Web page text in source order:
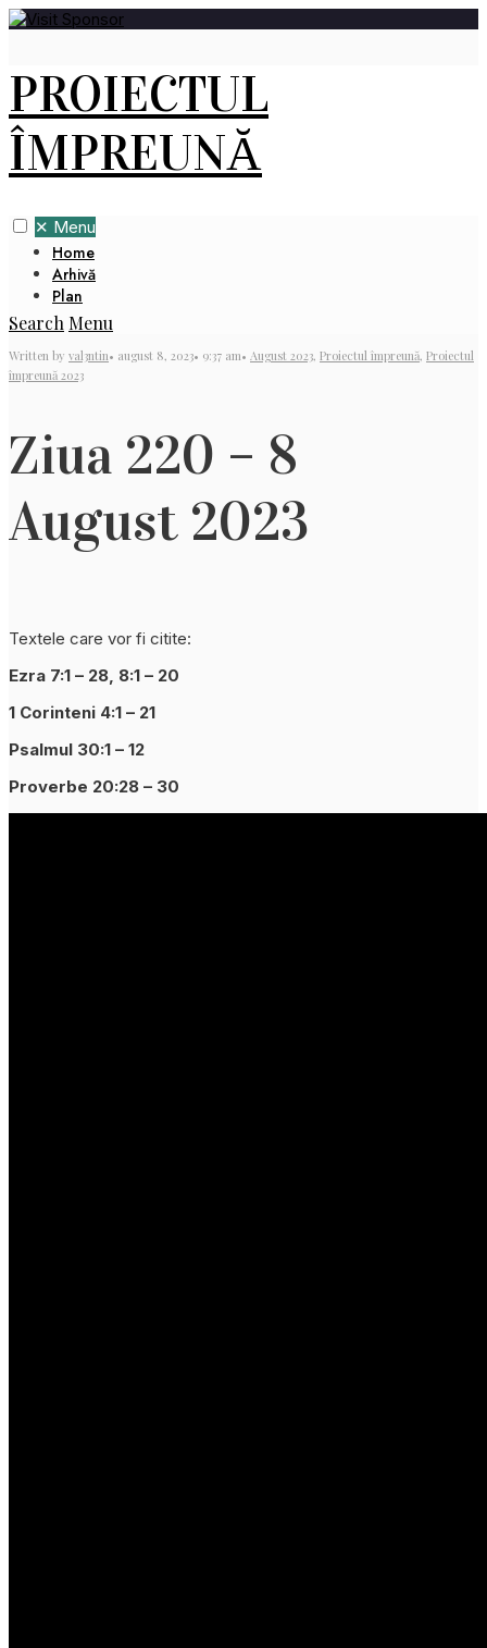
PROIECTUL
ÎMPREUNĂ
✕ Menu
Home
Arhivă
Plan
Search Menu
Written by val3ntin• august 8, 2023• 9:37 am• August 2023, Proiectul împreună, Proiectul
împreună 2023
Ziua 220 – 8
August 2023
Textele care vor fi citite:
Ezra 7:1 – 28, 8:1 – 20
1 Corinteni 4:1 – 21
Psalmul 30:1 – 12
Proverbe 20:28 – 30